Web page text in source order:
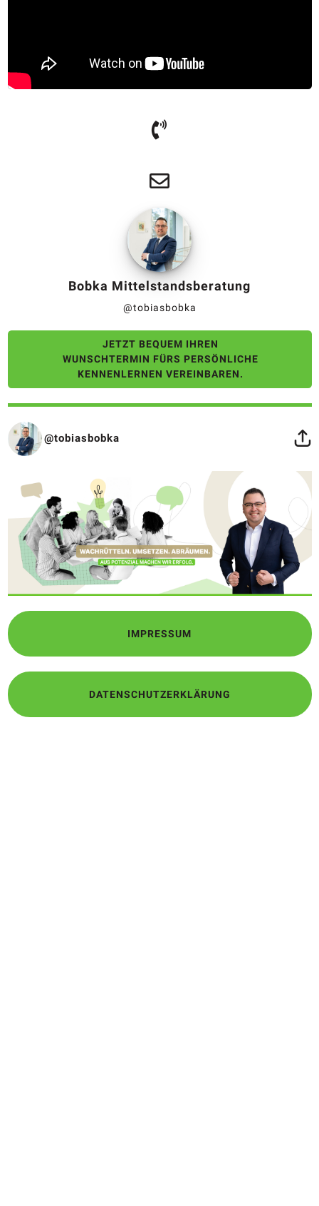
Bobka Mittelstandsberatung
@tobiasbobka
JETZT BEQUEM IHREN
WUNSCHTERMIN FÜRS PERSÖNLICHE
KENNENLERNEN VEREINBAREN.
@tobiasbobka
IMPRESSUM
DATENSCHUTZERKLÄRUNG